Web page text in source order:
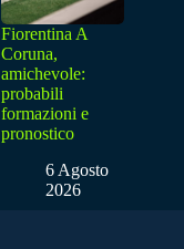
Fiorentina A
Coruna,
amichevole:
probabili
formazioni e
pronostico
6 Agosto
2026